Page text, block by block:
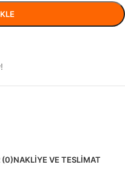
(0)NAKLIYE VE TESLIMAT